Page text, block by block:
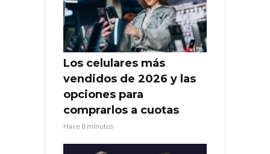
Los celulares más
vendidos de 2026 y las
opciones para
comprarlos a cuotas
Hace 8 minutos